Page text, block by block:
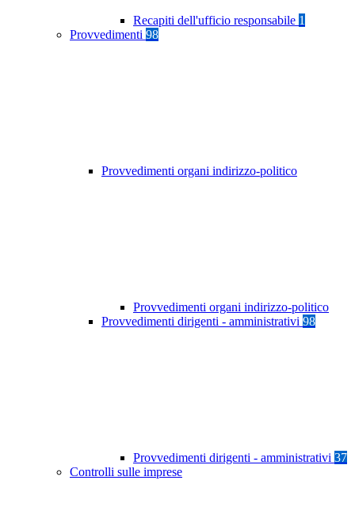
Recapiti dell'ufficio responsabile 1
Provvedimenti 98
Provvedimenti organi indirizzo-politico
Provvedimenti organi indirizzo-politico
Provvedimenti dirigenti - amministrativi 98
Provvedimenti dirigenti - amministrativi 37
Controlli sulle imprese